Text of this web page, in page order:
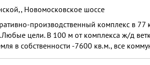
Новомосковское шоссе
производственный комплекс в
цели. В 100 м от комплекса ж/д
в собственности -7600 кв.м., все